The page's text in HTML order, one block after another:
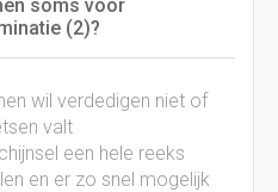
soms voor
(2)?
wil verdedigen niet of
valt
een hele reeks
en er zo snel mogelijk